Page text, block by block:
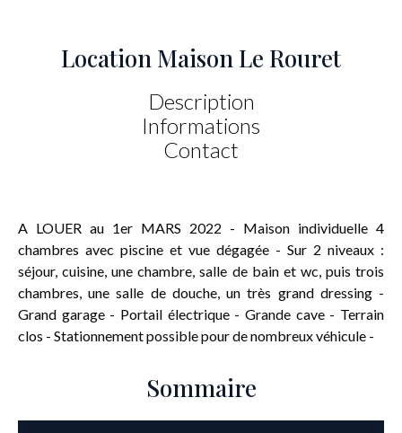
Location Maison Le Rouret
Description
Informations
Contact
A LOUER au 1er MARS 2022 - Maison individuelle 4
chambres avec piscine et vue dégagée - Sur 2 niveaux :
séjour, cuisine, une chambre, salle de bain et wc, puis trois
chambres, une salle de douche, un très grand dressing -
Grand garage - Portail électrique - Grande cave - Terrain
clos - Stationnement possible pour de nombreux véhicule -
Sommaire